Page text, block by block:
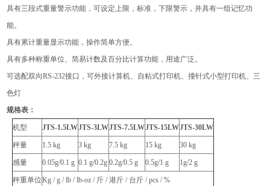
具有三段式重量警示功能，可设定上限，标准，下限警示，并具有一组记忆功
能。
具有累计重量显示功能，操作简单方便。
具有多种称重单位、简易计数及百分比计算功能，用途广泛。
可选配双向RS-232接口，可外接计算机、自粘式打印机、撞针式小型打印机、三
色灯
规格表：
机型 JTS-1.5LWJTS-3LWJTS-7.5LWJTS-15LWJTS-30LW
秤量 1.5 kg 3 kg 7.5 kg 15 kg 30 kg
感量 0.05g/0.1 g 0.1 g/0.2g 0.2g/0.5 g 0.5g/1 g 1g/2 g
秤重单位Kg / g / lb / lb-oz / 斤 / 港斤 / 台斤 / pcs / %